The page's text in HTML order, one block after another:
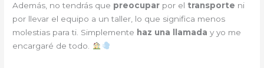
Además, no tendrás que preocupar por el transporte ni
por llevar el equipo a un taller, lo que significa menos
molestias para ti. Simplemente haz una llamada y yo me
encargaré de todo.